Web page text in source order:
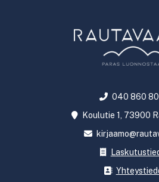
040 860
Koulutie 1, 73900